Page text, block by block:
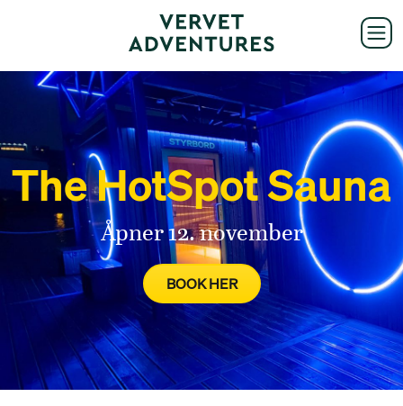
The HotSpot Sauna
Åpner 12. november
BOOK HER